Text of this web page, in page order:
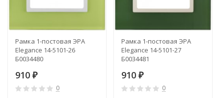
Рамка 1-постовая ЭРА
Elegance 14-5101-26
Б0034480
910 ₽
0
Рамка 1-постовая ЭРА
Elegance 14-5101-27
Б0034481
910 ₽
0